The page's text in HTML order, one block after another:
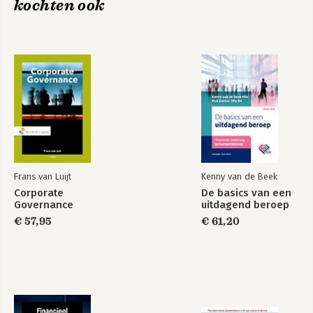
kochten ook
Frans van Luijt
Corporate
Governance
€ 57,95
Kenny van de Beek
De basics van een
uitdagend beroep
€ 61,20